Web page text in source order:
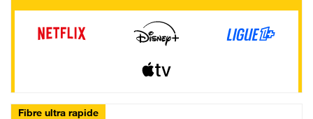
Fibre ultra rapide